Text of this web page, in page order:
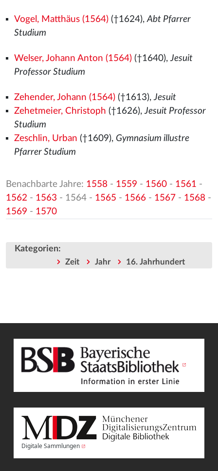
Vogel, Matthäus (1564)(†1624),Abt Pfarrer
Studium
Welser, Johann Anton (1564)(†1640),Jesuit
Professor Studium
Zehender, Johann (1564)(†1613),Jesuit
Zehetmeier, Christoph (†1626),Jesuit Professor
Studium
Zeschlin, Urban (†1609), Gymnasium illustre
Pfarrer Studium
Benachbarte Jahre: 1558 - 1559 - 1560 - 1561 -
1562 - 1563 - 1564 - 1565 - 1566 - 1567 - 1568 -
1569 - 1570
Kategorien:
Zeit Jahr 16. Jahrhundert
Digitale Sammlungen